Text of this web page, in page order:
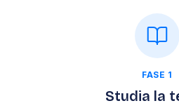
FASE 1
Studia la